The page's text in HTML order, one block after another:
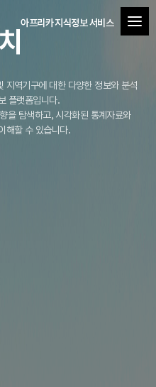
아프리카 지식정보 서비스
지역기구에 대한 다양한 정보와 분석
플랫폼입니다.
을 탐색하고, 시각화된 통계자료와
해할 수 있습니다.